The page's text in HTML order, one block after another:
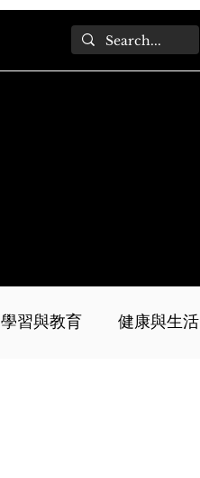
學習與教育 健康與生活